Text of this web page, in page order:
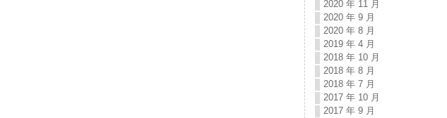
2020 年 11 月
2020 年 9 月
2020 年 8 月
2019 年 4 月
2018 年 10 月
2018 年 8 月
2018 年 7 月
2017 年 10 月
2017 年 9 月